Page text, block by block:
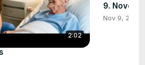
2:02
9.
Nov 9, 2025